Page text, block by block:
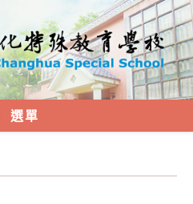
選單